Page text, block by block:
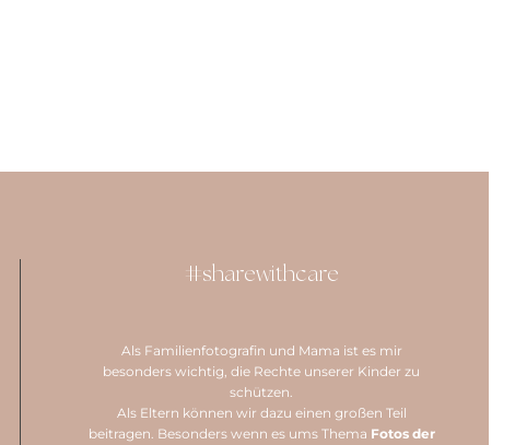
#sharewithcare
Als Familienfotografin und Mama ist es mir
besonders wichtig, die Rechte unserer Kinder zu
schützen.
Als Eltern können wir dazu einen großen Teil
beitragen. Besonders wenn es ums Thema Fotos der